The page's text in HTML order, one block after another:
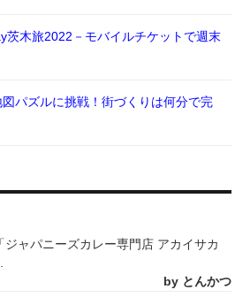
茨木旅2022－モバイルチケットで週末
パズルに挑戦！街づくりは何分で完
ジャパニーズカレー専門店 アカイサカ
by とんかつ